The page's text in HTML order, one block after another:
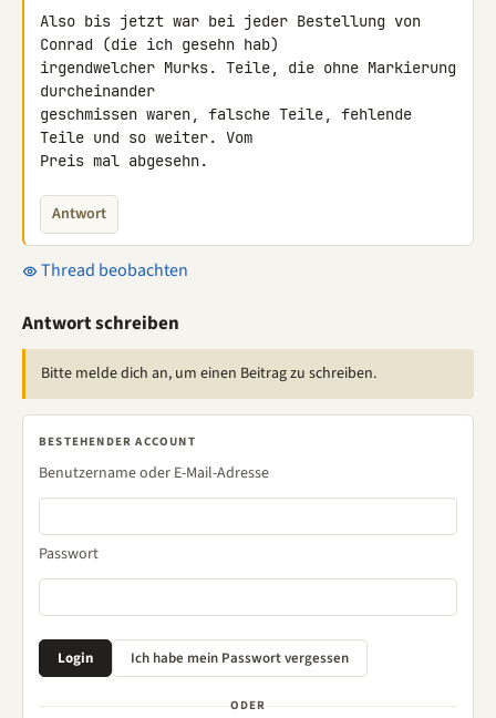
Also bis jetzt war bei jeder Bestellung von
Conrad (die ich gesehn hab)
irgendwelcher Murks. Teile, die ohne Markierung
durcheinander
geschmissen waren, falsche Teile, fehlende
Teile und so weiter. Vom
Preis mal abgesehn.
Antwort
Thread beobachten
Antwort schreiben
Bitte melde dich an, um einen Beitrag zu schreiben.
BESTEHENDER ACCOUNT
Benutzername oder E-Mail-Adresse
Passwort
ODER